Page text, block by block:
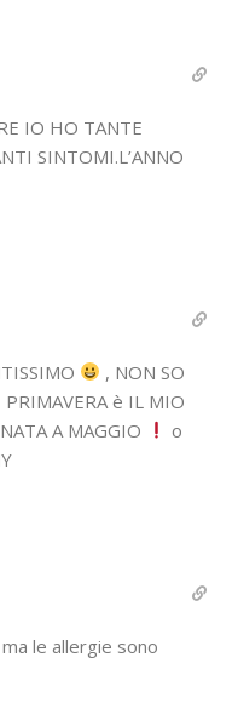
IO HO TANTE
SINTOMI.L’ANNO
, NON SO
è IL MIO
A MAGGIO
o
le allergie sono